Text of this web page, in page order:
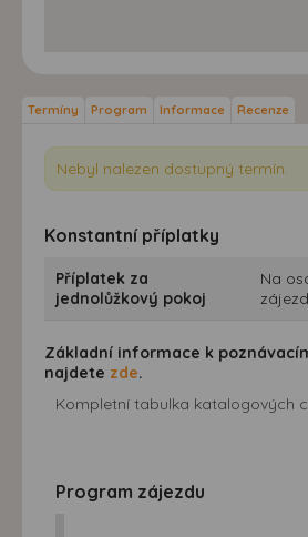
Termíny Program Informace Recenze
Nebyl nalezen dostupný termín.
Konstantní příplatky
Příplatek za
jednolůžkový pokoj
Na
zájezd
Základní informace k
najdete zde.
Kompletní tabulka katalogových
Program zájezdu